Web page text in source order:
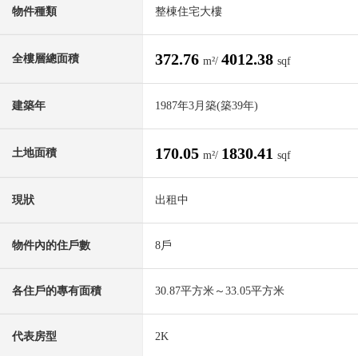
物件種類 整棟住宅大樓
全樓層總面積 372.76 m²/ 4012.38 sqf
建築年 1987年3月築(築39年)
土地面積 170.05 m²/ 1830.41 sqf
現狀 出租中
物件內的住戶數 8戶
各住戶的專有面積 30.87平方米～33.05平方米
代表房型 2K